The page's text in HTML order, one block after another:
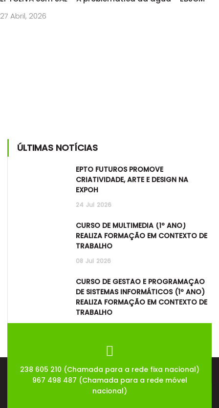
27 Abril, 2026
ÚLTIMAS NOTÍCIAS
EPTO FUTUROS PROMOVE
CRIATIVIDADE, ARTE E DESIGN NA
EXPOH
24 Jul 2026
CURSO DE MULTIMÉDIA (1º ANO)
REALIZA FORMAÇÃO EM CONTEXTO DE
TRABALHO
08 Jul 2026
CURSO DE GESTÃO E PROGRAMAÇÃO
DE SISTEMAS INFORMÁTICOS (1º ANO)
REALIZA FORMAÇÃO EM CONTEXTO DE
TRABALHO
238 605 210 (Chamada para a rede fixa nacional)
967 498 487 (Chamada para a rede móvel
nacional)